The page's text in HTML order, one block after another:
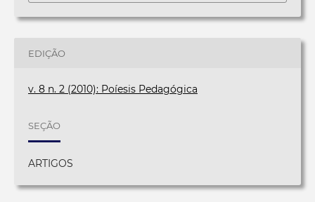
EDIÇÃO
v. 8 n. 2 (2010): Poíesis Pedagógica
SEÇÃO
ARTIGOS